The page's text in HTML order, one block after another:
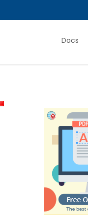
Docs